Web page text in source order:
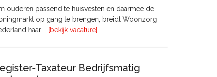
ouderen passend te huisvesten en daarmee de
op gang te brengen, breidt Woonzorg
haar …
[bekijk vacature]
Taxateur Bedrijfsmatig